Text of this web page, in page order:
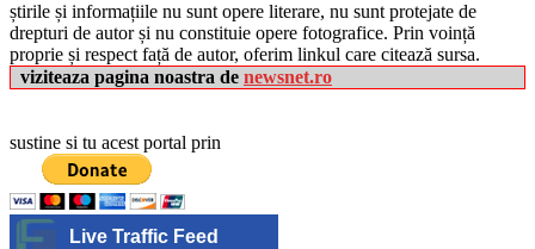
știrile și informațiile nu sunt opere literare, nu sunt protejate de
drepturi de autor și nu constituie opere fotografice. Prin voință
proprie și respect față de autor, oferim linkul care citează sursa.
viziteaza pagina noastra de newsnet.ro
sustine si tu acest portal prin
Live Traffic Feed